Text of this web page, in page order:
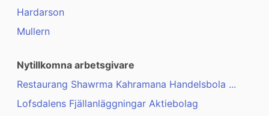
Hardarson
Mullern
Nytillkomna arbetsgivare
Restaurang Shawrma Kahramana Handelsbola ...
Lofsdalens Fjällanläggningar Aktiebolag